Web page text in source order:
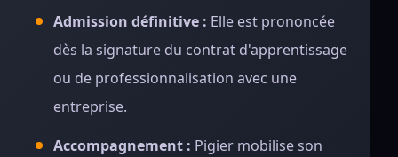
Admission définitive : Elle est prononcée
dès la signature du contrat d'apprentissage
ou de professionnalisation avec une
entreprise.
Accompagnement : Pigier mobilise son